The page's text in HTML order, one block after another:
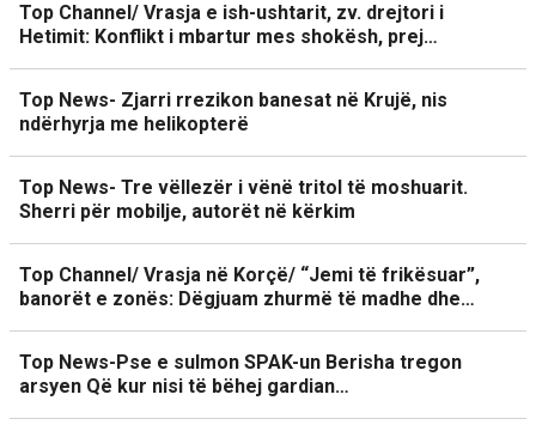
Top Channel/ Vrasja e ish-ushtarit, zv. drejtori i
Hetimit: Konflikt i mbartur mes shokësh, prej…
Top News- Zjarri rrezikon banesat në Krujë, nis
ndërhyrja me helikopterë
Top News- Tre vëllezër i vënë tritol të moshuarit.
Sherri për mobilje, autorët në kërkim
Top Channel/ Vrasja në Korçë/ “Jemi të frikësuar”,
banorët e zonës: Dëgjuam zhurmë të madhe dhe…
Top News-Pse e sulmon SPAK-un Berisha tregon
arsyen Që kur nisi të bëhej gardian…